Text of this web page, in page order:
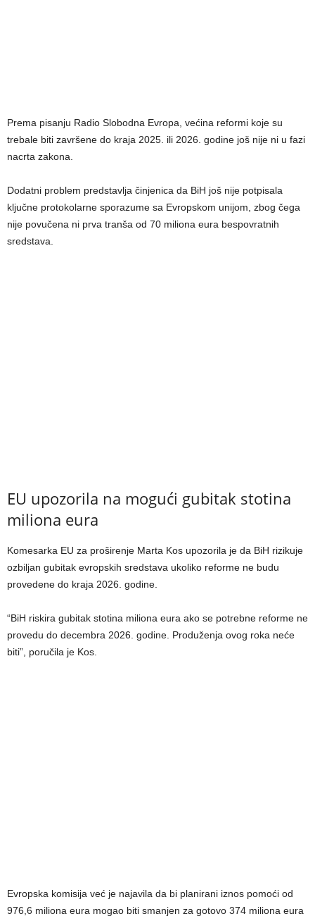
Prema pisanju Radio Slobodna Evropa, većina reformi koje su
trebale biti završene do kraja 2025. ili 2026. godine još nije ni u fazi
nacrta zakona.
Dodatni problem predstavlja činjenica da BiH još nije potpisala
ključne protokolarne sporazume sa Evropskom unijom, zbog čega
nije povučena ni prva tranša od 70 miliona eura bespovratnih
sredstava.
EU upozorila na mogući gubitak stotina
miliona eura
Komesarka EU za proširenje Marta Kos upozorila je da BiH rizikuje
ozbiljan gubitak evropskih sredstava ukoliko reforme ne budu
provedene do kraja 2026. godine.
“BiH riskira gubitak stotina miliona eura ako se potrebne reforme ne
provedu do decembra 2026. godine. Produženja ovog roka neće
biti”, poručila je Kos.
Evropska komisija već je najavila da bi planirani iznos pomoći od
976,6 miliona eura mogao biti smanjen za gotovo 374 miliona eura